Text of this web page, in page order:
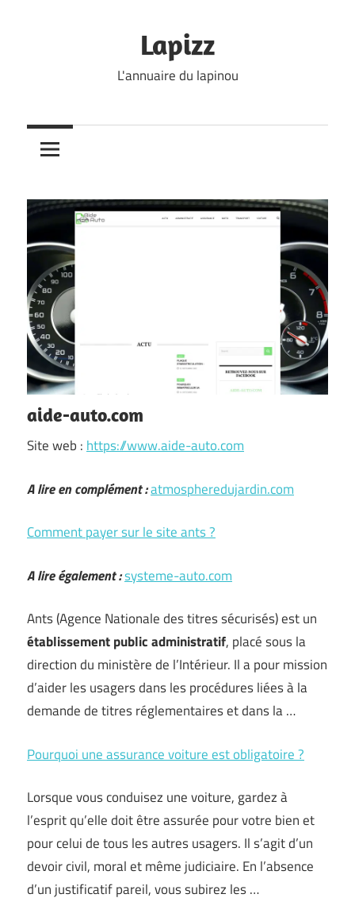
Lapizz
L'annuaire du lapinou
aide-auto.com
Site web : https://www.aide-auto.com
A lire en complément :atmospheredujardin.com
Comment payer sur le site ants ?
A lire également :systeme-auto.com
Ants (Agence Nationale des titres sécurisés) est un
établissement public administratif, placé sous la
direction du ministère de l’Intérieur. Il a pour mission
d’aider les usagers dans les procédures liées à la
demande de titres réglementaires et dans la …
Pourquoi une assurance voiture est obligatoire ?
Lorsque vous conduisez une voiture, gardez à
l’esprit qu’elle doit être assurée pour votre bien et
pour celui de tous les autres usagers. Il s’agit d’un
devoir civil, moral et même judiciaire. En l’absence
d’un justificatif pareil, vous subirez les …